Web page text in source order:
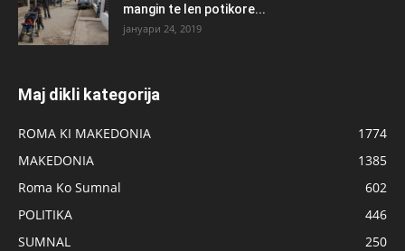
mangin te len potikore...
јануари 24, 2019
Maj dikli kategorija
ROMA KI MAKEDONIA
1774
MAKEDONIA
1385
Roma Ko Sumnal
602
POLITIKA
446
SUMNAL
250